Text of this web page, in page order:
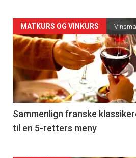
Forsiden
akkurat
nå
-
5
MATKURS OG VINKURS
Sammenlign franske
til en 5-retters meny